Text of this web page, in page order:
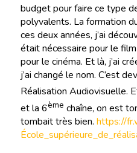
budget pour faire ce type
polyvalents. La formation
ces deux années, j’ai
était nécessaire pour le
pour le cinéma. Et là, j’ai
j’ai changé le nom. C’est
Réalisation Audiovisuelle.
et la 6ème chaîne, on est
tombait très bien. https://